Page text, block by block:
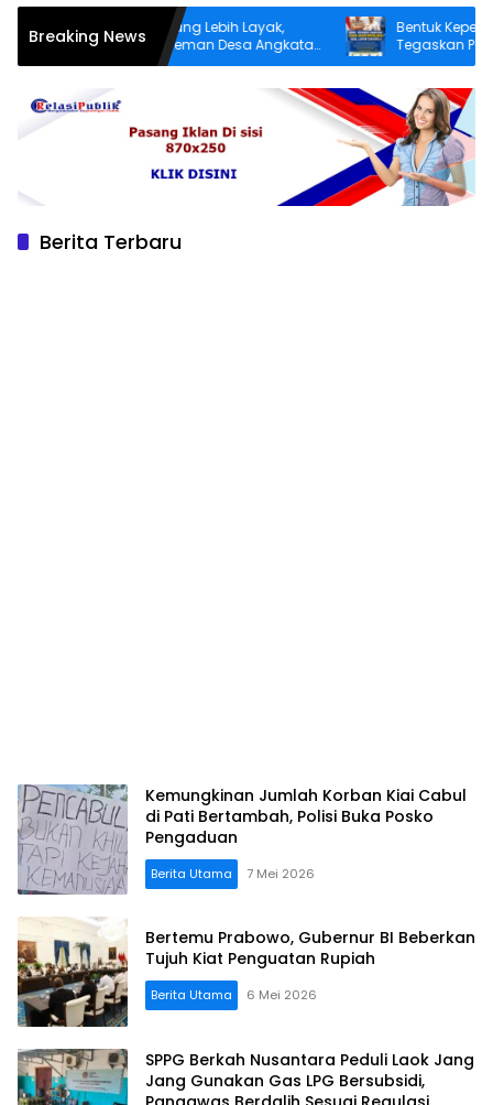
Breaking News
Infrastruktur yang Lebih Layak,
Dusun Patereman Desa Angkatan
Swadaya Perbaiki Jalan Rusak
Bentuk Kepedulian
Tegaskan Pecandu
Sukarela Tidak akan
Berita Terbaru
Kemungkinan Jumlah Korban Kiai Cabul
di Pati Bertambah, Polisi Buka Posko
Pengaduan
Berita Utama 7 Mei 2026
Bertemu Prabowo, Gubernur BI Beberkan
Tujuh Kiat Penguatan Rupiah
Berita Utama 6 Mei 2026
SPPG Berkah Nusantara Peduli Laok Jang
Jang Gunakan Gas LPG Bersubsidi,